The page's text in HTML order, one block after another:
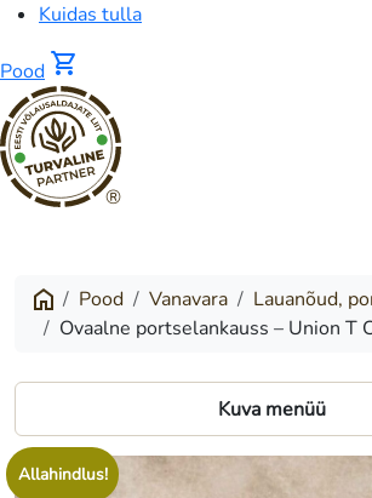
Kuidas tulla
Pood shopping_cart
®
Union
T
Czecho-
Slovakia
Pood Vanavara
Lauanõud,
Ovaalne portselankauss – Union T
Kuva menüü
Allahindlus!